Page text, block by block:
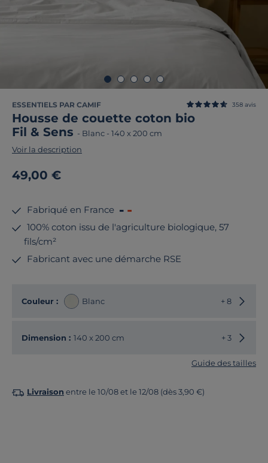
ESSENTIELS PAR CAMIF
Housse de couette coton bio
Fil & Sens - Blanc - 140 x 200 cm
358 avis
Voir la description
49,00 €
Fabriqué en France
100% coton issu de l'agriculture biologique, 57
fils/cm²
Fabricant avec une démarche RSE
Couleur : Blanc + 8
Dimension : 140 x 200 cm + 3
Guide des tailles
Livraison entre le 10/08 et le 12/08 (dès 3,90 €)